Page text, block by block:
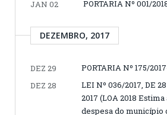
JAN 02
PORTARIA Nº 001/
DEZEMBRO, 2017
DEZ 29
PORTARIA Nº 175/
DEZ 28
LEI Nº 036/2017, DE
2017 (LOA 2018
despesa do município